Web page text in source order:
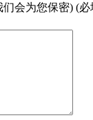
们会为您保密) (必